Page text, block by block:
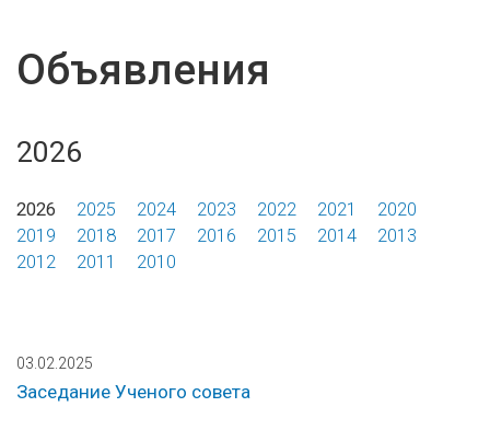
Объявления
2026
2026 2025 2024 2023 2022 2021
2020
2019
2018 2017 2016 2015 2014
2013
2012
2011 2010
03.02.2025
Заседание Ученого совета